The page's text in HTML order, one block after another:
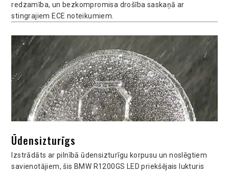
redzamība, un bezkompromisa drošība saskaņā ar
stingrajiem ECE noteikumiem.
Ūdensizturīgs
Izstrādāts ar pilnībā ūdensizturīgu korpusu un noslēgtiem
savienotājiem, šis BMW R1200GS LED priekšējais lukturis